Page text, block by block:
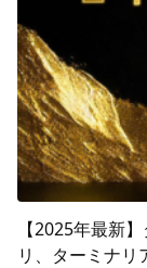
【2025年最新
リ、ターミナリ